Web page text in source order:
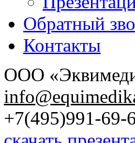
Обратный
Контакты
ООО
+7(495)991-69-